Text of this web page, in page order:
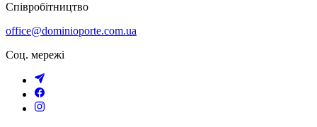
Співробітництво
office@dominioporte.com.ua
Соц. мережі